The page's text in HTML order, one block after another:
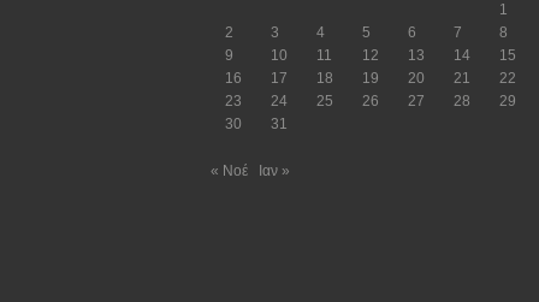
1
2
3 4 5 6 7
8
9
10 11 12 13 14
15
16
17 18 19 20 21
22
23
24 25 26 27 28
29
30
31
« Νοέ Ιαν »